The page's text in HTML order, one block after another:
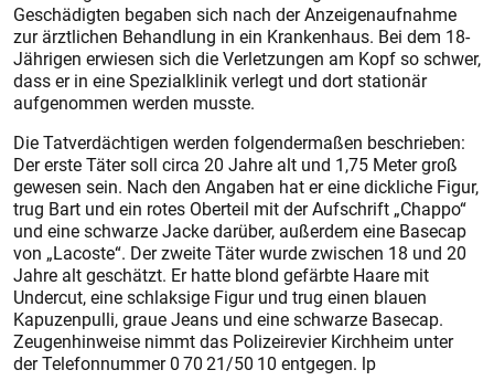
Geschädigten begaben sich nach der Anzeigenaufnahme
zur ärztlichen Behandlung in ein Krankenhaus. Bei dem 18-
Jährigen erwiesen sich die Verletzungen am Kopf so schwer,
dass er in eine Spezialklinik verlegt und dort stationär
aufgenommen werden musste.
Die Tatverdächtigen werden folgendermaßen beschrieben:
Der erste Täter soll circa 20 Jahre alt und 1,75 Meter groß
gewesen sein. Nach den Angaben hat er eine dickliche Figur,
trug Bart und ein rotes Oberteil mit der Aufschrift „Chappo“
und eine schwarze Jacke darüber, außerdem eine Basecap
von „Lacoste“. Der zweite Täter wurde zwischen 18 und 20
Jahre alt geschätzt. Er hatte blond gefärbte Haare mit
Undercut, eine schlaksige Figur und trug einen blauen
Kapuzenpulli, graue Jeans und eine schwarze Basecap.
Zeugenhinweise nimmt das Polizeirevier Kirchheim unter
der Telefonnummer 0 70 21/50 10 entgegen. lp